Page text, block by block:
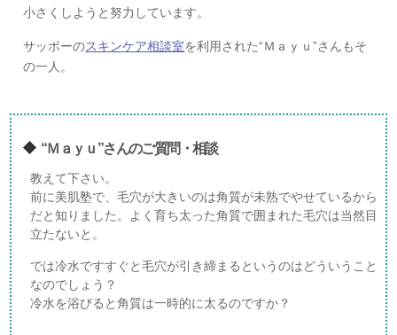
小さくしようと努力しています。
サッポーのスキンケア相談室を利用された“Ｍａｙｕ”さんもそ
の一人。
“Ｍａｙｕ”さんのご質問・相談
教えて下さい。
前に美肌塾で、毛穴が大きいのは角質が未熟でやせているから
だと知りました。よく育ち太った角質で囲まれた毛穴は当然目
立たないと。
では冷水ですすぐと毛穴が引き締まるというのはどういうこと
なのでしょう？
冷水を浴びると角質は一時的に太るのですか？